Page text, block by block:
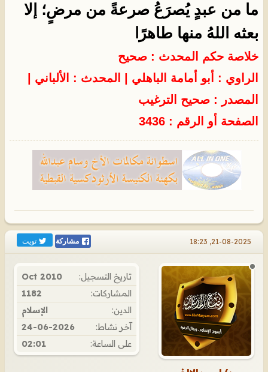
ما من عبدٍ يُصرَعُ صرعةً من مرضٍ؛ إلا
بعثه اللهُ منها طاهرًا
خلاصة حكم المحدث : صحيح
الراوي : أبو أمامة الباهلي
| المحدث : الألباني
المصدر : صحيح الترغيب
الصفحة أو الرقم : 3436
21-08-2025, 18:23 مشاركة تويت
تاريخ التسجيل:
Oct 2010
المشاركات:
1182
الدين:
الإسلام
آخر نشاط:
24-06-2026
على الساعة:
02:01